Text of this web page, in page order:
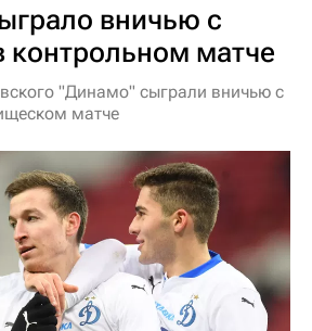
вничью с
контрольном матче
"Динамо" сыграли вничью с
матче